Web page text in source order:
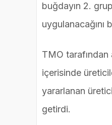
buğdayın 2.
uygulanacağını
TMO tarafından
içerisinde
yararlanan
getirdi.